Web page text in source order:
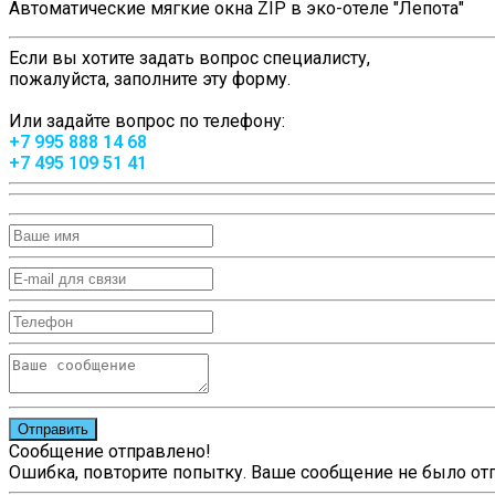
Автоматические мягкие окна ZIP в эко-отеле "Лепота"
Если вы хотите задать вопрос специалисту,
пожалуйста, заполните эту форму.
Или задайте вопрос по телефону:
+7 995 888 14 68
+7 495 109 51 41
Отправить
Сообщение отправлено!
Ошибка, повторите попытку. Ваше сообщение не было